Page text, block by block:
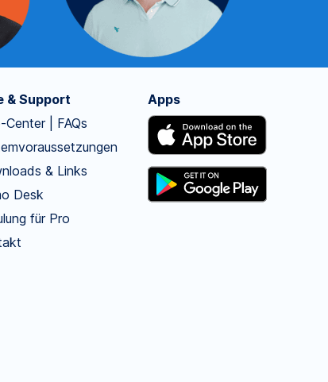
& Support
Center | FAQs
& Links
Desk
für Pro
Apps